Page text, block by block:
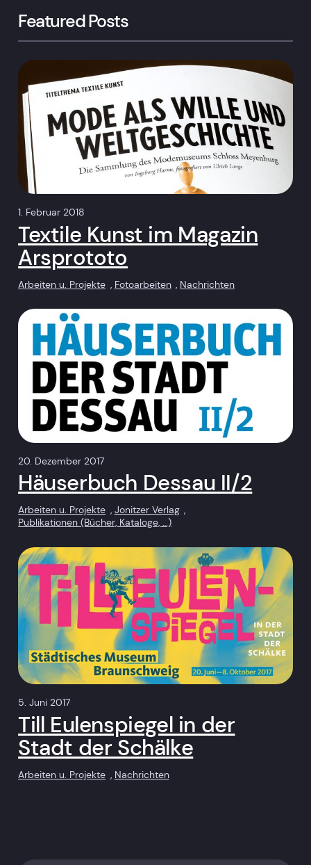
Featured Posts
1. Februar 2018
Textile Kunst im Magazin
Arsprototo
Arbeiten u. Projekte , Fotoarbeiten , Nachrichten
20. Dezember 2017
Häuserbuch Dessau II/2
Arbeiten u. Projekte , Jonitzer Verlag ,
Publikationen (Bücher, Kataloge, …)
5. Juni 2017
Till Eulenspiegel in der
Stadt der Schälke
Arbeiten u. Projekte , Nachrichten